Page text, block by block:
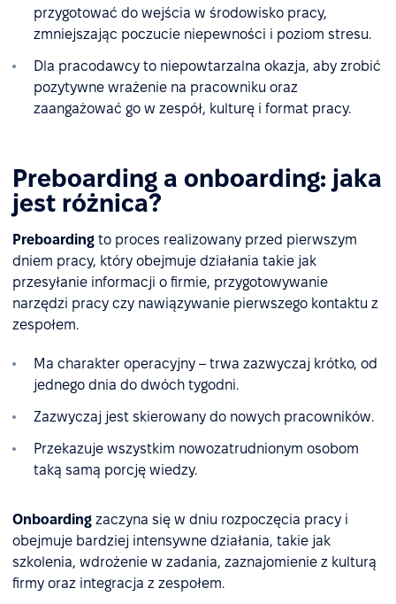
przygotować do wejścia w środowisko pracy,
zmniejszając poczucie niepewności i poziom stresu.
Dla pracodawcy to niepowtarzalna okazja, aby zrobić
pozytywne wrażenie na pracowniku oraz
zaangażować go w zespół, kulturę i format pracy.
Preboarding a onboarding: jaka
jest różnica?
Preboarding to proces realizowany przed pierwszym
dniem pracy, który obejmuje działania takie jak
przesyłanie informacji o firmie, przygotowywanie
narzędzi pracy czy nawiązywanie pierwszego kontaktu z
zespołem.
Ma charakter operacyjny – trwa zazwyczaj krótko, od
jednego dnia do dwóch tygodni.
Zazwyczaj jest skierowany do nowych pracowników.
Przekazuje wszystkim nowozatrudnionym osobom
taką samą porcję wiedzy.
Onboarding zaczyna się w dniu rozpoczęcia pracy i
obejmuje bardziej intensywne działania, takie jak
szkolenia, wdrożenie w zadania, zaznajomienie z kulturą
firmy oraz integracja z zespołem.